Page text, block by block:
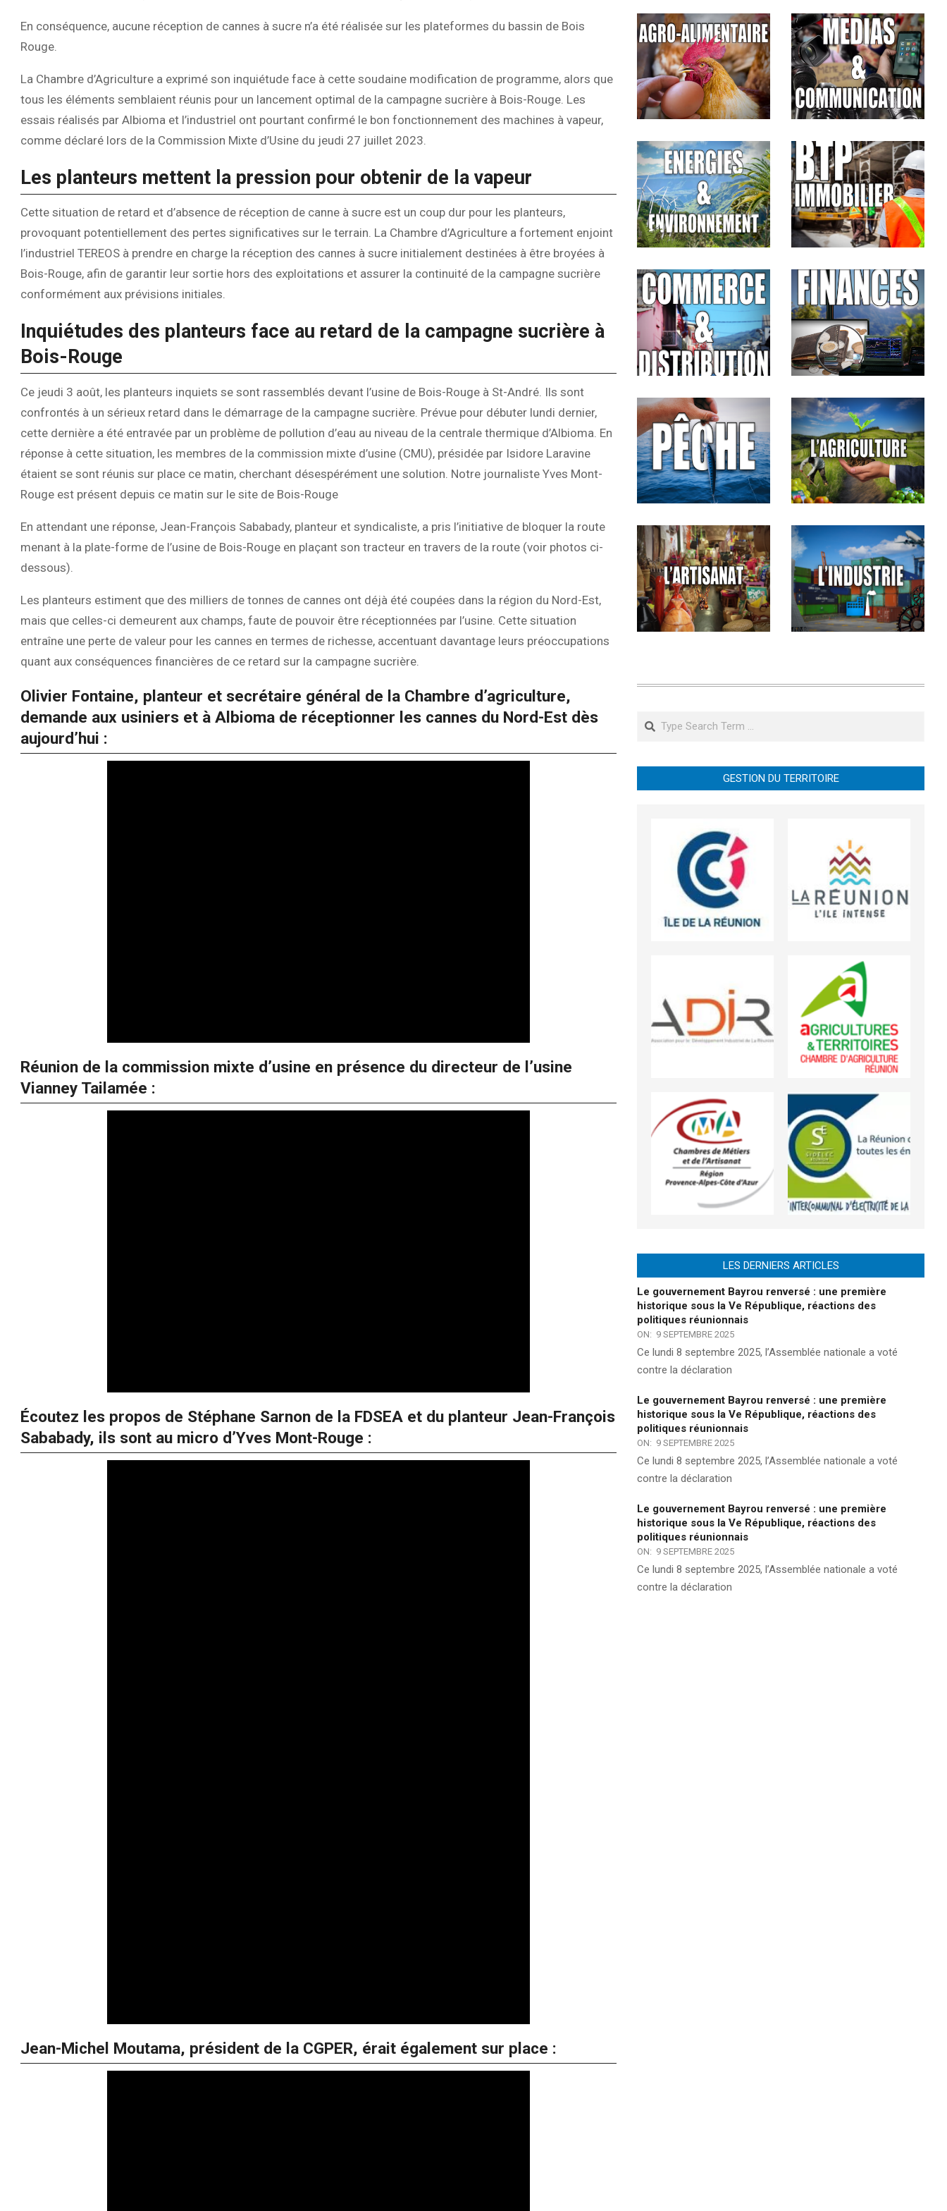
En conséquence, aucune réception de cannes à sucre n’a été réalisée sur les plateformes du bassin de Bois
Rouge.
La Chambre d’Agriculture a exprimé son inquiétude face à cette soudaine modification de programme, alors que
tous les éléments semblaient réunis pour un lancement optimal de la campagne sucrière à Bois-Rouge. Les
essais réalisés par Albioma et l’industriel ont pourtant confirmé le bon fonctionnement des machines à vapeur,
comme déclaré lors de la Commission Mixte d’Usine du jeudi 27 juillet 2023.
Les planteurs mettent la pression pour obtenir de la vapeur
Cette situation de retard et d’absence de réception de canne à sucre est un coup dur pour les planteurs,
provoquant potentiellement des pertes significatives sur le terrain. La Chambre d’Agriculture a fortement enjoint
l’industriel TEREOS à prendre en charge la réception des cannes à sucre initialement destinées à être broyées à
Bois-Rouge, afin de garantir leur sortie hors des exploitations et assurer la continuité de la campagne sucrière
conformément aux prévisions initiales.
Inquiétudes des planteurs face au retard de la campagne sucrière à
Bois-Rouge
Ce jeudi 3 août, les planteurs inquiets se sont rassemblés devant l’usine de Bois-Rouge à St-André. Ils sont
confrontés à un sérieux retard dans le démarrage de la campagne sucrière. Prévue pour débuter lundi dernier,
cette dernière a été entravée par un problème de pollution d’eau au niveau de la centrale thermique d’Albioma. En
réponse à cette situation, les membres de la commission mixte d’usine (CMU), présidée par Isidore Laravine
étaient se sont réunis sur place ce matin, cherchant désespérément une solution. Notre journaliste Yves Mont-
Rouge est présent depuis ce matin sur le site de Bois-Rouge
En attendant une réponse, Jean-François Sababady, planteur et syndicaliste, a pris l’initiative de bloquer la route
menant à la plate-forme de l’usine de Bois-Rouge en plaçant son tracteur en travers de la route (voir photos ci-
dessous).
Les planteurs estiment que des milliers de tonnes de cannes ont déjà été coupées dans la région du Nord-Est,
mais que celles-ci demeurent aux champs, faute de pouvoir être réceptionnées par l’usine. Cette situation
entraîne une perte de valeur pour les cannes en termes de richesse, accentuant davantage leurs préoccupations
quant aux conséquences financières de ce retard sur la campagne sucrière.
Olivier Fontaine, planteur et secrétaire général de la Chambre d’agriculture,
demande aux usiniers et à Albioma de réceptionner les cannes du Nord-Est dès
aujourd’hui :
Réunion de la commission mixte d’usine en présence du directeur de l’usine
Vianney Tailamée :
Écoutez les propos de Stéphane Sarnon de la FDSEA et du planteur Jean-François
Sababady, ils sont au micro d’Yves Mont-Rouge :
Jean-Michel Moutama, président de la CGPER, érait également sur place :
Search
GESTION DU TERRITOIRE
LES DERNIERS ARTICLES
Le gouvernement Bayrou renversé : une première
historique sous la Ve République, réactions des
politiques réunionnais
ON: 9 SEPTEMBRE 2025
Ce lundi 8 septembre 2025, l’Assemblée nationale a voté
contre la déclaration
Le gouvernement Bayrou renversé : une première
historique sous la Ve République, réactions des
politiques réunionnais
ON: 9 SEPTEMBRE 2025
Ce lundi 8 septembre 2025, l’Assemblée nationale a voté
contre la déclaration
Le gouvernement Bayrou renversé : une première
historique sous la Ve République, réactions des
politiques réunionnais
ON: 9 SEPTEMBRE 2025
Ce lundi 8 septembre 2025, l’Assemblée nationale a voté
contre la déclaration